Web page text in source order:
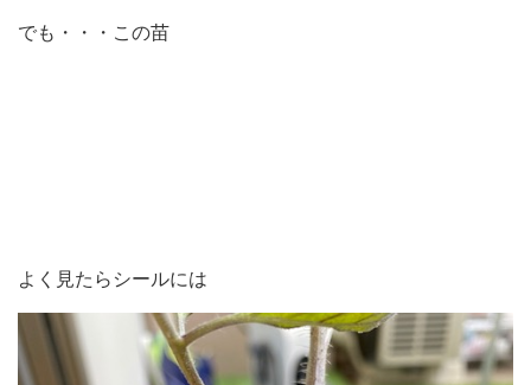
でも・・・この苗
よく見たらシールには